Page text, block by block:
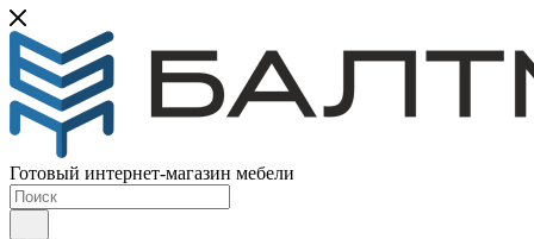
Готовый интернет-магазин мебели